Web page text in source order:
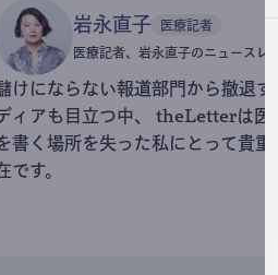
岩永直子 医療記者
医療記者、岩永直子のニュースレ
けにならない報道部門から撤退す
ィアも目立つ中、 theLetterは医
書く場所を失った私にとって貴重
です。